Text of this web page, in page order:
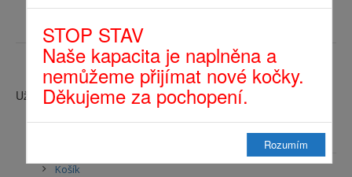
Uživatelské menu
Košík
STOP STAV
Naše kapacita je naplněna a
nemůžeme přijímat nové kočky.
Děkujeme za pochopení.
Rozumím